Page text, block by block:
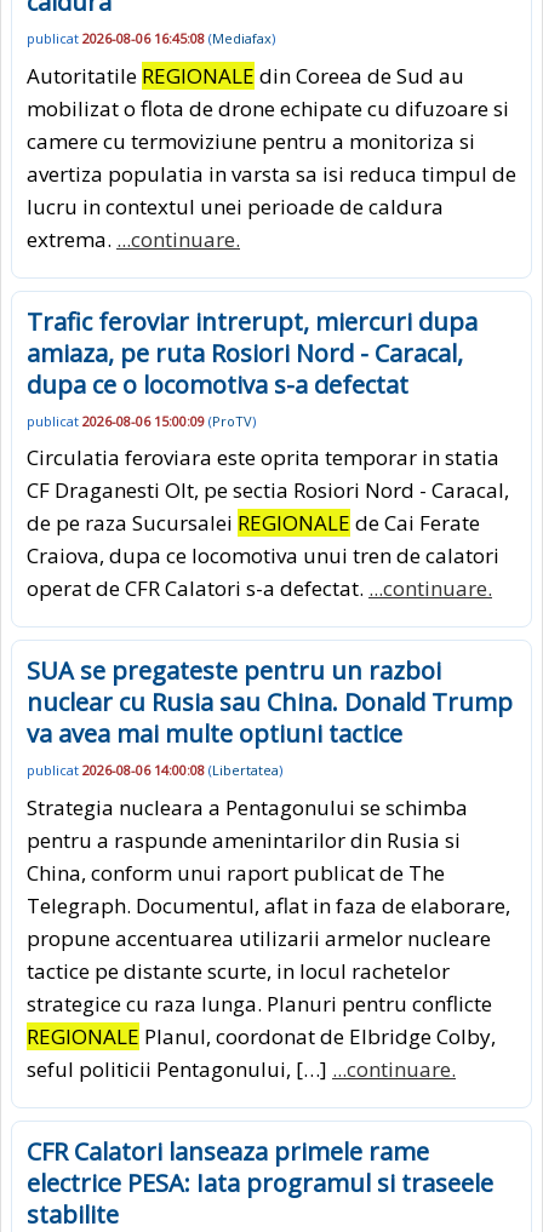
publicat 2026-08-06 16:45:08 (Mediafax)
Autoritatile REGIONALE din Coreea de Sud au
mobilizat o flota de drone echipate cu difuzoare si
camere cu termoviziune pentru a monitoriza si
avertiza populatia in varsta sa isi reduca timpul de
lucru in contextul unei perioade de caldura
extrema. ...continuare.
Trafic feroviar intrerupt, miercuri dupa
amiaza, pe ruta Rosiori Nord - Caracal,
dupa ce o locomotiva s-a defectat
publicat 2026-08-06 15:00:09 (ProTV)
Circulatia feroviara este oprita temporar in statia
CF Draganesti Olt, pe sectia Rosiori Nord - Caracal,
de pe raza Sucursalei REGIONALE de Cai Ferate
Craiova, dupa ce locomotiva unui tren de calatori
operat de CFR Calatori s-a defectat. ...continuare.
SUA se pregateste pentru un razboi
nuclear cu Rusia sau China. Donald Trump
va avea mai multe optiuni tactice
publicat 2026-08-06 14:00:08 (Libertatea)
Strategia nucleara a Pentagonului se schimba
pentru a raspunde amenintarilor din Rusia si
China, conform unui raport publicat de The
Telegraph. Documentul, aflat in faza de elaborare,
propune accentuarea utilizarii armelor nucleare
tactice pe distante scurte, in locul rachetelor
strategice cu raza lunga. Planuri pentru conflicte
REGIONALE Planul, coordonat de Elbridge Colby,
seful politicii Pentagonului, […] ...continuare.
CFR Calatori lanseaza primele rame
electrice PESA: Iata programul si traseele
stabilite